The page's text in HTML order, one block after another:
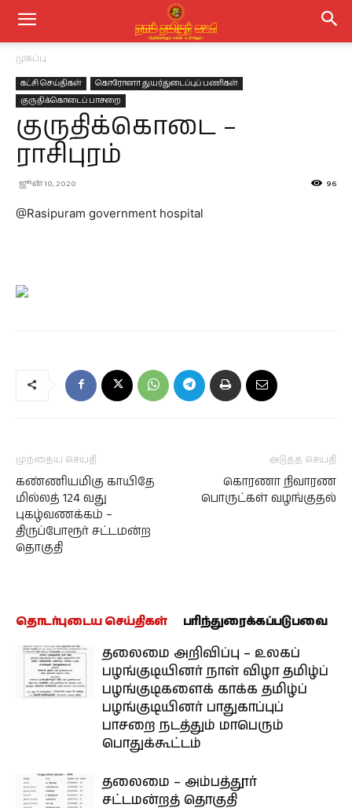
முகப்பு
கட்சி செய்திகள்
கொரோனா துயர்துடைப்புப் பணிகள்
குருதிக்கொடைப் பாசறை
குருதிக்கொடை –
ராசிபுரம்
ஜூன் 10, 2020 96
@Rasipuram government hospital
முந்தைய செய்தி
கண்ணியமிகு காயிதே
மில்லத் 124 வது
புகழ்வணக்கம் –
திருப்போரூர் சட்டமன்ற
தொகுதி
அடுத்த செய்தி
கொரணா நிவாரண
பொருட்கள் வழங்குதல்
தொடர்புடைய செய்திகள் பரிந்துரைக்கப்படுபவை
தலைமை அறிவிப்பு – உலகப்
பழங்குடியினர் நாள் விழா தமிழ்ப்
பழங்குடிகளைக் காக்க தமிழ்ப்
பழங்குடியினர் பாதுகாப்புப்
பாசறை நடத்தும் மாபெரும்
பொதுக்கூட்டம்
தலைமை – அம்பத்தூர்
சட்டமன்றத் தொகுதி